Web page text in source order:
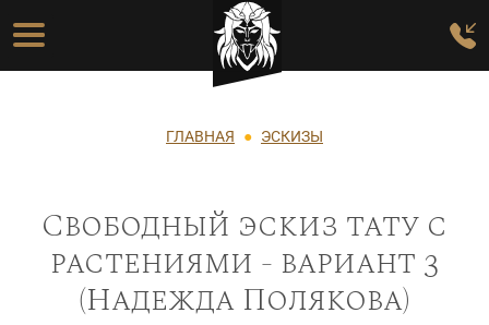
Перейти к основному содержанию
Основная навигация
Строка навигации
ГЛАВНАЯ ЭСКИЗЫ
Свободный эскиз тату с
растениями - вариант 3
(Надежда Полякова)